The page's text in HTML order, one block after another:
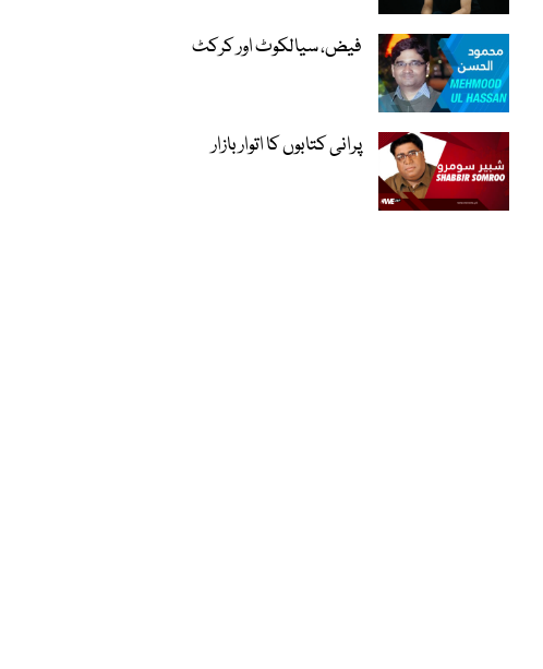
فیض، سیالکوٹ اور کرکٹ
پرانی کتابوں کا اتوار بازار